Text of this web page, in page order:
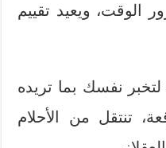
الوقت، ويعيد تقييم
نفسك بما تريده
تنتقل من الأحلام